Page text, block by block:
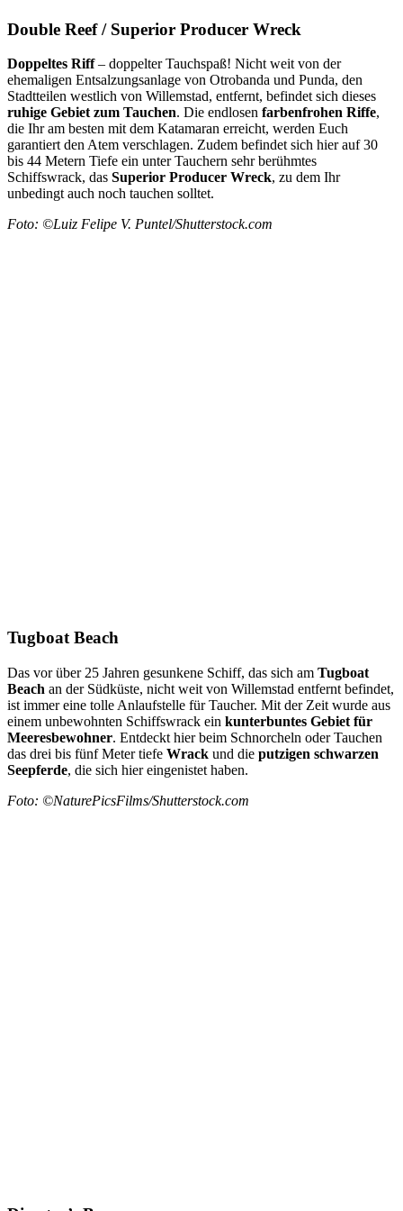
Double Reef / Superior Producer Wreck
Doppeltes Riff– doppelter Tauchspaß! Nicht weit von der
ehemaligen Entsalzungsanlage von Otrobanda und Punda, den
Stadtteilen westlich von Willemstad, entfernt, befindet sich dieses
ruhige Gebiet zum Tauchen. Die endlosen farbenfrohen Riffe,
die Ihr am besten mit dem Katamaran erreicht, werden Euch
garantiert den Atem verschlagen. Zudem befindet sich hier auf 30
bis 44 Metern Tiefe ein unter Tauchern sehr berühmtes
Schiffswrack, das Superior Producer Wreck, zu dem Ihr
unbedingt auch noch tauchen solltet.
Foto: ©Luiz Felipe V. Puntel/Shutterstock.com
Tugboat Beach
Das vor über 25 Jahren gesunkene Schiff, das sich am Tugboat
Beach an der Südküste, nicht weit von Willemstad entfernt befindet,
ist immer eine tolle Anlaufstelle für Taucher. Mit der Zeit wurde aus
einem unbewohnten Schiffswrack ein kunterbuntes Gebiet für
Meeresbewohner. Entdeckt hier beim Schnorcheln oder Tauchen
das drei bis fünf Meter tiefe Wrack und die putzigen schwarzen
Seepferde, die sich hier eingenistet haben.
Foto: ©NaturePicsFilms/Shutterstock.com